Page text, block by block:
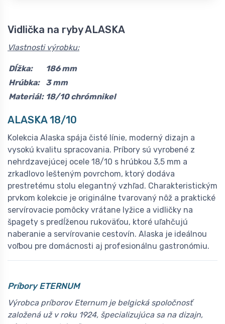
Vidlička na ryby ALASKA
Vlastnosti výrobku:
Dĺžka:
186 mm
Hrúbka:
3 mm
Materiál: 18/10 chrómnikel
ALASKA 18/10
Kolekcia Alaska spája čisté línie, moderný dizajn a
vysokú kvalitu spracovania. Príbory sú vyrobené z
nehrdzavejúcej ocele 18/10 s hrúbkou 3,5 mm a
zrkadlovo lešteným povrchom, ktorý dodáva
prestretému stolu elegantný vzhľad. Charakteristickým
prvkom kolekcie je originálne tvarovaný nôž a praktické
servírovacie pomôcky vrátane lyžice a vidličky na
špagety s predĺženou rukoväťou, ktoré uľahčujú
naberanie a servírovanie cestovín. Alaska je ideálnou
voľbou pre domácnosti aj profesionálnu gastronómiu.
Príbory ETERNUM
Výrobca príborov Eternum je belgická spoločnosť
založená už v roku 1924, špecializujúca sa na dizajn,